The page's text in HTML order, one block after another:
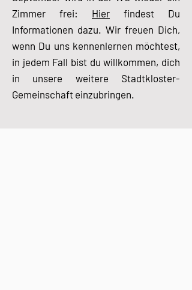
Zimmer frei: Hier findest Du
Informationen dazu. Wir freuen Dich,
wenn Du uns kennenlernen möchtest,
in jedem Fall bist du willkommen, dich
in unsere weitere Stadtkloster-
Gemeinschaft einzubringen.